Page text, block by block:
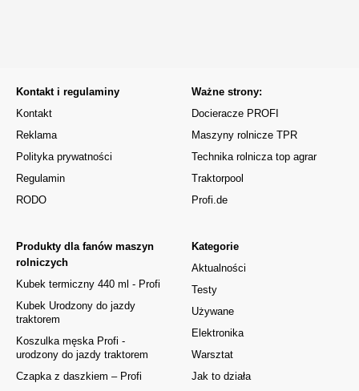
Kontakt i regulaminy
Kontakt
Reklama
Polityka prywatności
Regulamin
RODO
Kategorie
Aktualności
Testy
Używane
Elektronika
Warsztat
Jak to działa
Produkty dla fanów maszyn
rolniczych
Kubek termiczny 440 ml - Profi
Kubek Urodzony do jazdy
traktorem
Koszulka męska Profi -
urodzony do jazdy traktorem
Czapka z daszkiem – Profi
Ważne strony:
Docieracze PROFI
Maszyny rolnicze TPR
Technika rolnicza top agrar
Traktorpool
Profi.de